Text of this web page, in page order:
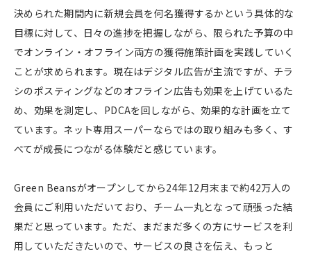
決められた期間内に新規会員を何名獲得するかという具体的な
目標に対して、日々の進捗を把握しながら、限られた予算の中
でオンライン・オフライン両方の獲得施策計画を実践していく
ことが求められます。現在はデジタル広告が主流ですが、チラ
シのポスティングなどのオフライン広告も効果を上げているた
め、効果を測定し、PDCAを回しながら、効果的な計画を立て
ています。ネット専用スーパーならではの取り組みも多く、す
べてが成長につながる体験だと感じています。
Green Beansがオープンしてから24年12月末まで約42万人の
会員にご利用いただいており、チーム一丸となって頑張った結
果だと思っています。ただ、まだまだ多くの方にサービスを利
用していただきたいので、サービスの良さを伝え、もっと